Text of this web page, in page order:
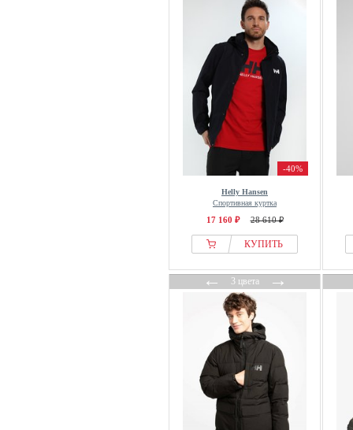
-40%
Helly Hansen
Спортивная куртка
17 160 ₽ 28 610 ₽
КУПИТЬ
←3 цвета→